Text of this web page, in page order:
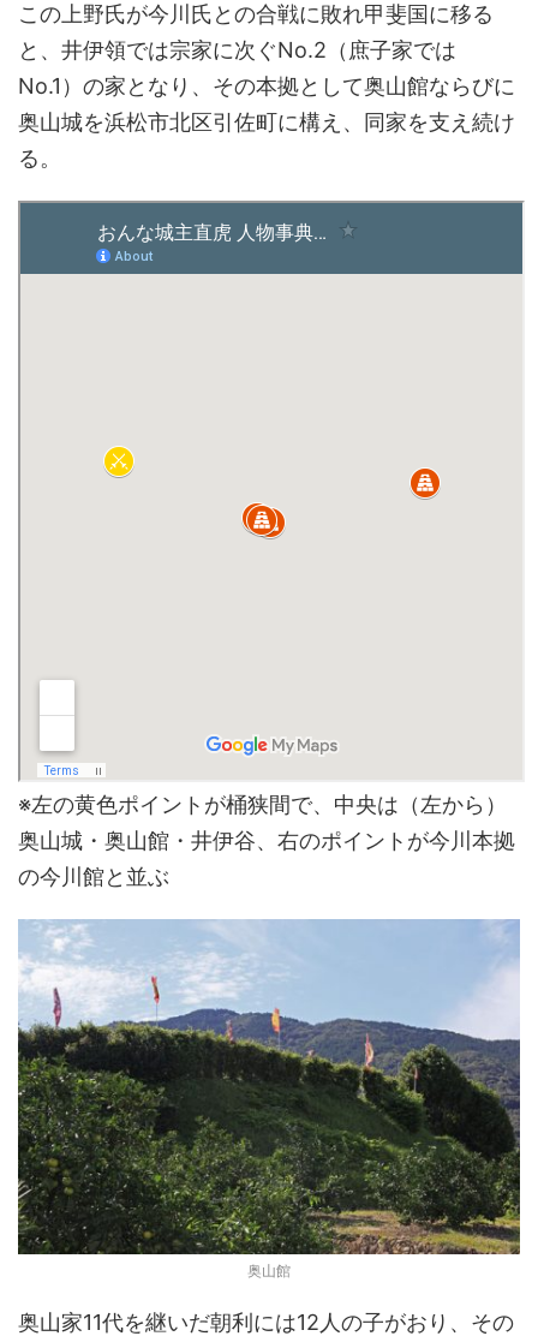
この上野氏が今川氏との合戦に敗れ甲斐国に移る
と、井伊領では宗家に次ぐNo.2（庶子家では
No.1）の家となり、その本拠として奥山館ならびに
奥山城を浜松市北区引佐町に構え、同家を支え続け
る。
※左の黄色ポイントが桶狭間で、中央は（左から）
奥山城・奥山館・井伊谷、右のポイントが今川本拠
の今川館と並ぶ
奥山館
奥山家11代を継いだ朝利には12人の子がおり、その